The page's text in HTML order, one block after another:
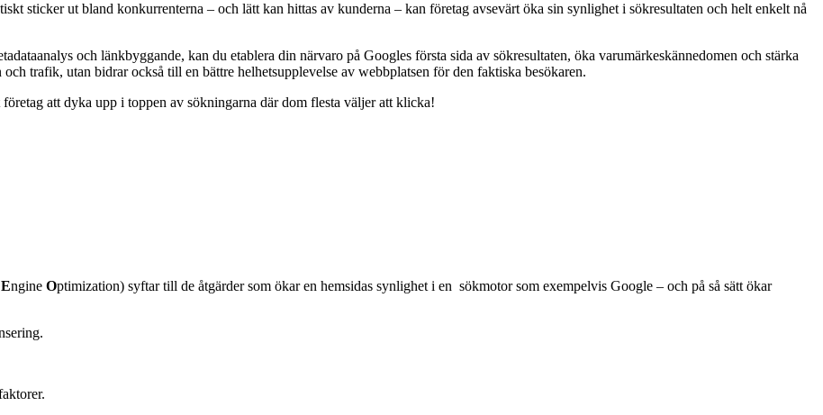
sticker ut bland konkurrenterna – och lätt kan hittas av kunderna – kan företag avsevärt öka sin synlighet i sökresultaten och helt enkelt nå
och länkbyggande, kan du etablera din närvaro på Googles första sida av sökresultaten, öka varumärkeskännedomen och stärka
trafik, utan bidrar också till en bättre helhetsupplevelse av webbplatsen för den faktiska besökaren.
att dyka upp i toppen av sökningarna där dom flesta väljer att klicka!
Engine Optimization) syftar till de åtgärder som ökar en hemsidas synlighet i en sökmotor som exempelvis Google – och på så sätt ökar